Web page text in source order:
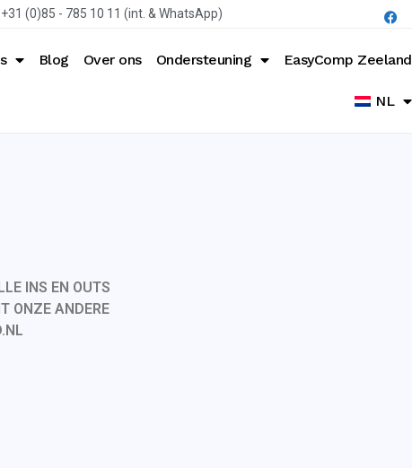
+31 (0)85 - 785 10 11 (int. & WhatsApp)
Blog Over ons Ondersteuning EasyComp Zeeland
NL
INS EN OUTS
ONZE ANDERE